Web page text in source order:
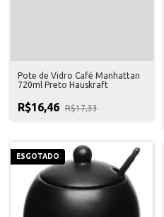
Pote de Vidro Café Manhattan
720ml Preto Hauskraft
R$16,46 R$17,33
ESGOTADO